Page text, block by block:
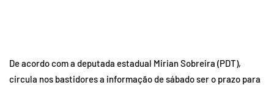
De acordo com a deputada estadual Mirian Sobreira (PDT),
circula nos bastidores a informação de sábado ser o prazo para